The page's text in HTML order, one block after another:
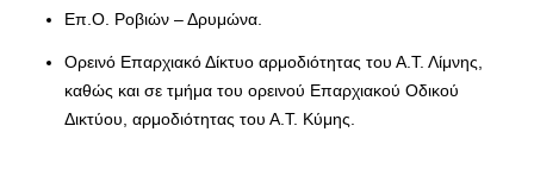
Επ.Ο. Ροβιών – Δρυμώνα.
Ορεινό Επαρχιακό Δίκτυο αρμοδιότητας του Α.Τ. Λίμνης,
καθώς και σε τμήμα του ορεινού Επαρχιακού Οδικού
Δικτύου, αρμοδιότητας του Α.Τ. Κύμης.